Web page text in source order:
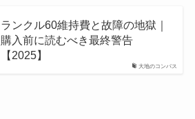
大地のコンパス
ランクル60維持費と故障の地獄｜
購入前に読むべき最終警告
【2025】